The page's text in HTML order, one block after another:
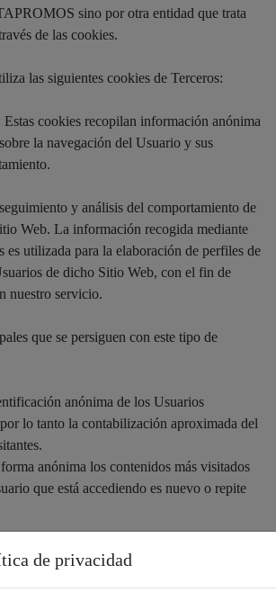
sino por otra entidad que trata
de las cookies.
las siguientes cookies de Terceros:
Estas cookies recopilan información anónima
la navegación del Usuario y sus
y análisis del comportamiento de
Web. La información recogida mediante
es utilizada para la elaboración de perfiles de
de dicho Sitio Web, con el fin de
nuestro servicio.
que se persiguen con este tipo de
anónima de los Usuarios
lo tanto la contabilización aproximada del
anónima los contenidos más visitados
que está accediendo es nuevo o repite
las cookies analíticas que se utilizan en
de privacidad